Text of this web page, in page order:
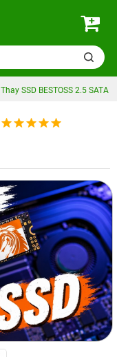
Thay SSD BESTOSS 2.5 SATA